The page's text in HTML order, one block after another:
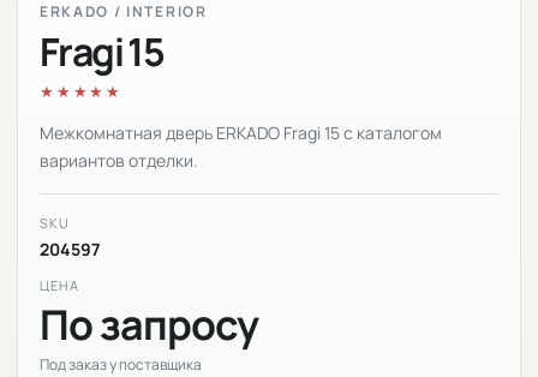
ERKADO / INTERIOR
Fragi 15
★★★★★
Межкомнатная дверь ERKADO Fragi 15 с каталогом
вариантов отделки.
SKU
204597
ЦЕНА
По запросу
Под заказ у поставщика